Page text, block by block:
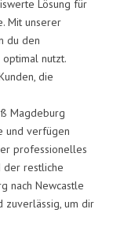
Lösung für
Mit unserer
du den
nutzt.
die
Magdeburg
und verfügen
professionelles
der restliche
nach Newcastle
zuverlässig, um dir